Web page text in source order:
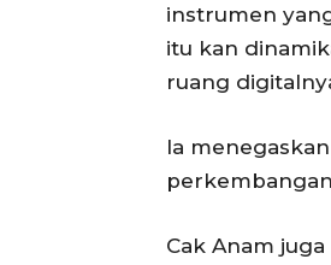
instrumen
itu kan
ruang
Ia
Cak Anam